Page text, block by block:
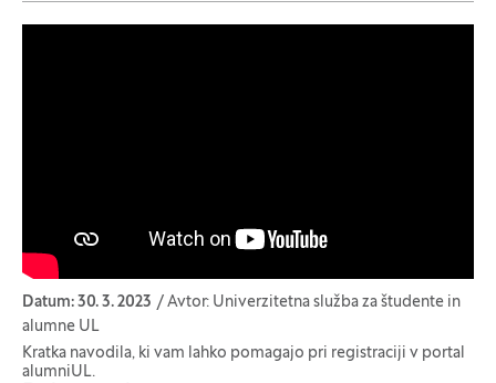
Datum: 30. 3. 2023
Avtor: Univerzitetna služba za študente in
alumne UL
Kratka navodila, ki vam lahko pomagajo pri registraciji v portal
alumniUL.